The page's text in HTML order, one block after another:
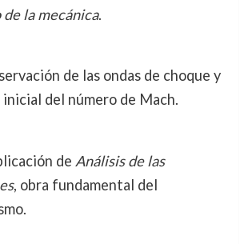
la mecánica.
de las ondas de choque y
del número de Mach.
de Análisis de las
, obra fundamental del